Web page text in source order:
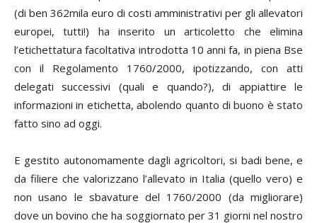
(di ben 362mila euro di costi amministrativi per gli allevatori
europei, tutti!) ha inserito un articoletto che elimina
l’etichettatura facoltativa introdotta 10 anni fa, in piena Bse
con il Regolamento 1760/2000, ipotizzando, con atti
delegati successivi (quali e quando?), di appiattire le
informazioni in etichetta, abolendo quanto di buono è stato
fatto sino ad oggi.
E gestito autonomamente dagli agricoltori, si badi bene, e
da filiere che valorizzano l’allevato in Italia (quello vero) e
non usano le sbavature del 1760/2000 (da migliorare)
dove un bovino che ha soggiornato per 31 giorni nel nostro